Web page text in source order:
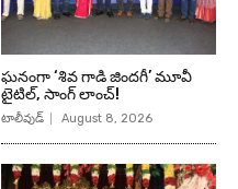
ఘనంగా ‘శివ గాడి జింద‌గీ’ మూవీ
టైటిల్, సాంగ్ లాంచ్!
టాలీవుడ్ August 8, 2026